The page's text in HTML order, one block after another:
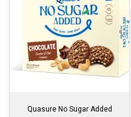
Quasure No Sugar Added